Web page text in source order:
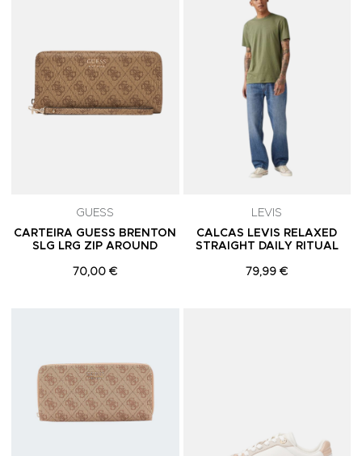
GUESS
CARTEIRA GUESS BRENTON
SLG LRG ZIP AROUND
70,00 €
LEVIS
CALCAS LEVIS RELAXED
STRAIGHT DAILY RITUAL
79,99 €